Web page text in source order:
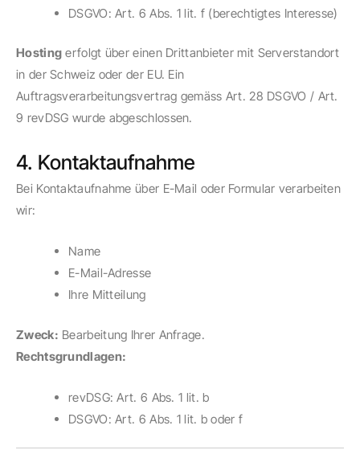
DSGVO: Art. 6 Abs. 1 lit. f (berechtigtes Interesse)
Hosting erfolgt über einen Drittanbieter mit Serverstandort
in der Schweiz oder der EU. Ein
Auftragsverarbeitungsvertrag gemäss Art. 28 DSGVO / Art.
9 revDSG wurde abgeschlossen.
4. Kontaktaufnahme
Bei Kontaktaufnahme über E-Mail oder Formular verarbeiten
wir:
Name
E-Mail-Adresse
Ihre Mitteilung
Zweck: Bearbeitung Ihrer Anfrage.
Rechtsgrundlagen:
revDSG: Art. 6 Abs. 1 lit. b
DSGVO: Art. 6 Abs. 1 lit. b oder f